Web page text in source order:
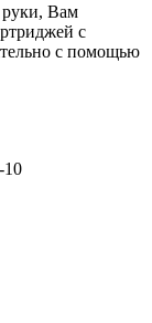
Вам
с
с помощью
10